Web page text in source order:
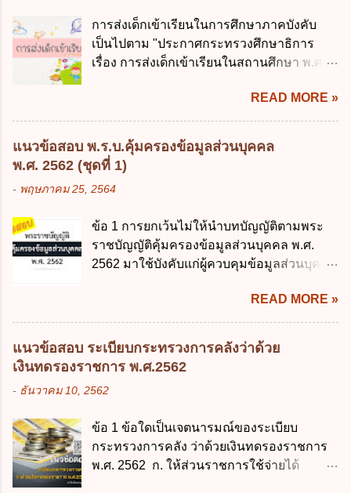
ปานกลางที่คณะรัฐมนตรีเห็นชอบแล้วไปใช้
ประกอบการพิจารณาในเรื่องต่อไปนี้ ยกเว้น
ข้อใด ก. การจัดเก็บหรือหารายได้ ข. การ
ดังต่อไปนี้ ยกเว้น ข้อใด ก. ให้มีการใช้ระบบ
ดิจิทัลอย่างคุ้มค่าและเต็มศักยภาพ ข. พัฒนา
โครงสร้างพื้นฐานด้านดิจิทัลที่จำเป็นให้เป็นไป
เครือข่ายดิจิทัล ง. เพิ่มประสิทธิภาคในการใช้
จ่ายงบประมาณให้เกิดความคุ้มค่าและเป็นไป
ตามเป้าหมาย ข้อ 3 ข้อใดกล่าวได้ถูกต้องที่สุด
เกี่ยวกับ "แผนพัฒนารัฐบาลดิจิทัล" ก. เป็นธร
รับผิดชอบในการบริหารจัดการข้อมูลของ
หน่วยงานของรัฐ ง. กำหนดกรอบและทิศทาง
การบริหารงานภาครัฐและการจัดทำบริการ
สาธารณะในรูปแบบดิจิทัล ข้อ 4 กรรมการ
พัฒนารัฐบาลดิจิทัลโดยตำแหน่ง ม...
การส่งเด็กเข้าเรียนในการศึกษาภาคบังคับ
เป็นไปตาม "ประกาศกระทรวงศึกษาธิการ
เรื่อง การส่งเด็กเข้าเรียนในสถานศึกษา พ.ศ.
เรื่อง หลักเกณฑ์และวิธีการปฏิบัติสำหรับผู้ที่
มิใช่ผู้ปกครองซึ่งมีเด็กที่มีอายุในเกณฑ์การ
ศึกษาภาคบังคับอาศัยอยู่" ออกตามความใน
พระราชบัญญัติการศึกษาภาคบังคับ พ.ศ.
2545 ซึ่งเป็นกฎหมายที่มีโทษทางอาญา โดย
มีสาระสำคัญดังนี้ 1. คำว่า "เด็ก" หมายถึง เด็ก
เว้นแต่เด็กที่สอบได้ชั้นปีที่ 9 ของการศึกษา
ภาคบังคับแล้ว 2. ผู้ปกครอง คือ 2.1 บิดา
มารดา 2.2 บิดาหรือมารดา ซึ่งเป็นผู้ใช้
กฎหมายแพ่งและพาณิชย์ 2.4 บุคคลที่เด็ก
อยู่ด้วยเป็นประจำหรือที่เด็กอยู่รับใช้การงาน
3. ผู้ปกครองดังกล่าว มีหน้าที่ ส่งเด็กเข้าเรียน
ในสถานศึกษาในวันแรกของการเปิดเรียนภาค
การเปิดเรียนภาคต้น ถ้าสถานศึกษายังมิไ...
READ MORE »
แนวข้อสอบ พ.ร.บ.คุ้มครองข้อมูลส่วนบุคคล
พ.ศ. 2562 (ชุดที่ 1)
- พฤษภาคม 25, 2564
ข้อ 1 การยกเว้นไม่ให้นำบทบัญญัติตามพระ
ราชบัญญัติคุ้มครองข้อมูลส่วนบุคคล พ.ศ.
2562 มาใช้บังคับแก่ผู้ควบคุมข้อมูลส่วนบุคคล
ข. พระราชกำหนด ค. พระราชกฤษฎีกา ง. กฎ
กระทรวง ข้อ 2 กฎหมายตามข้อ 1 กำหนด
หน่วยงานและกิจการใดที่ผู้ควบคุมข้อมูลส่วน
รัฐทุกแห่ง ข. กิจการด้านการศึกษา ค. กิจการ
ข้อ 3 โดยหลัก ทั่วไป พระราชบัญญัติคุ้มครอง
ข้อมูลส่วนบุคคล พ.ศ. 2562 ใช้บังคับตั้งแต่วัน
ใด ก. 26 พฤษภาคม 2562 ข. 27 พฤษภาคม
READ MORE »
แนวข้อสอบ ระเบียบกระทรวงการคลังว่าด้วย
เงินทดรองราชการ พ.ศ.2562
- ธันวาคม 10, 2562
ข้อ 1 ข้อใดเป็นเจตนารมณ์ของระเบียบ
กระทรวงการคลัง ว่าด้วยเงินทดรองราชการ
พ.ศ. 2562 ก. ให้ส่วนราชการใช้จ่ายได้